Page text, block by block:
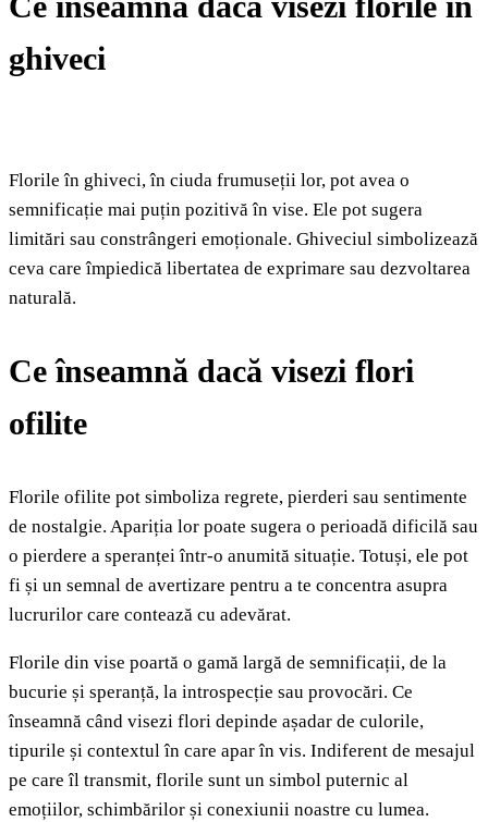
ghiveci
Florile în ghiveci, în ciuda frumuseții lor, pot avea o
semnificație mai puțin pozitivă în vise. Ele pot sugera
limitări sau constrângeri emoționale. Ghiveciul simbolizează
ceva care împiedică libertatea de exprimare sau dezvoltarea
naturală.
Ce înseamnă dacă visezi flori
ofilite
Florile ofilite pot simboliza regrete, pierderi sau sentimente
de nostalgie. Apariția lor poate sugera o perioadă dificilă sau
o pierdere a speranței într-o anumită situație. Totuși, ele pot
fi și un semnal de avertizare pentru a te concentra asupra
lucrurilor care contează cu adevărat.
Florile din vise poartă o gamă largă de semnificații, de la
bucurie și speranță, la introspecție sau provocări. Ce
înseamnă când visezi flori depinde așadar de culorile,
tipurile și contextul în care apar în vis. Indiferent de mesajul
pe care îl transmit, florile sunt un simbol puternic al
emoțiilor, schimbărilor și conexiunii noastre cu lumea.